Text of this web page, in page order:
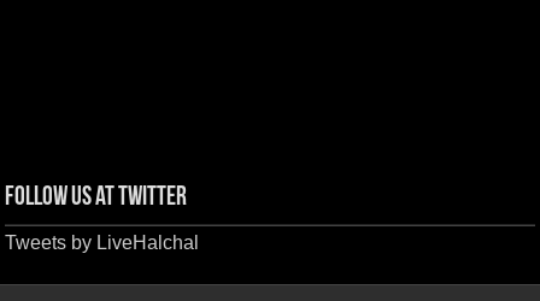
Follow us at Twitter
Tweets by LiveHalchal